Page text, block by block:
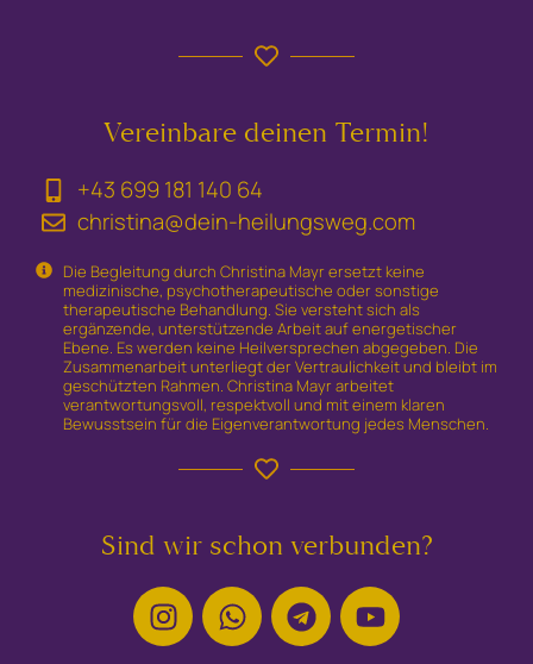
Vereinbare deinen Termin!
+43 699 181 140 64
christina@dein-heilungsweg.com
Die Begleitung durch Christina Mayr ersetzt keine
medizinische, psychotherapeutische oder sonstige
therapeutische Behandlung. Sie versteht sich als
ergänzende, unterstützende Arbeit auf energetischer
Ebene. Es werden keine Heilversprechen abgegeben. Die
Zusammenarbeit unterliegt der Vertraulichkeit und bleibt im
geschützten Rahmen. Christina Mayr arbeitet
verantwortungsvoll, respektvoll und mit einem klaren
Bewusstsein für die Eigenverantwortung jedes Menschen.
Sind wir schon verbunden?